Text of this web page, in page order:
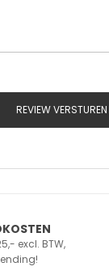
REVIEW VERSTUREN
excl. BTW,